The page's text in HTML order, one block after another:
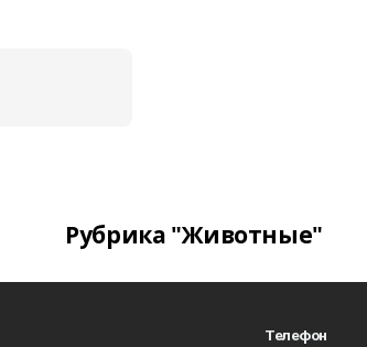
Рубрика "Животные"
Телефон